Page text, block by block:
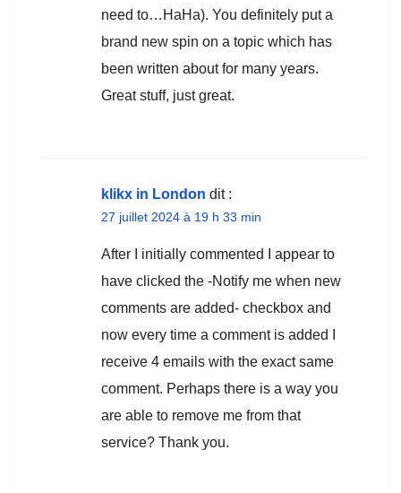
need to…HaHa). You definitely put a
brand new spin on a topic which has
been written about for many years.
Great stuff, just great.
klikx in London dit :
27 juillet 2024 à 19 h 33 min
After I initially commented I appear to
have clicked the -Notify me when new
comments are added- checkbox and
now every time a comment is added I
receive 4 emails with the exact same
comment. Perhaps there is a way you
are able to remove me from that
service? Thank you.